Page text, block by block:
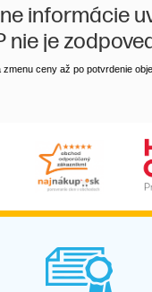
informácie
nie je
ceny až po potvrdenie